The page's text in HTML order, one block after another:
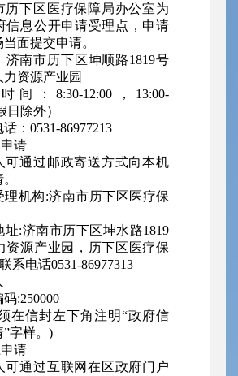
历下区医疗保障局办公室为
信息公开申请受理点，申请
面提交申请。
济南市历下区坤顺路1819号
资源产业园
间：8:30-12:00，13:00-
日除外）
：0531-86977213
请
可通过邮政寄送方式向本机
理机构:济南市历下区医疗保
址:济南市历下区坤水路1819
资源产业园
，历下区医疗保
系电话0531-86977313
:250000
在信封左下角注明“政府信
”字样。)
请
可通过互联网在区政府门户